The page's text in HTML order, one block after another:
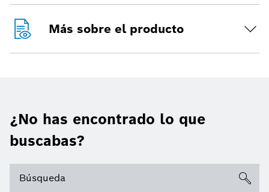
Más sobre el producto
¿No has encontrado lo que
buscabas?